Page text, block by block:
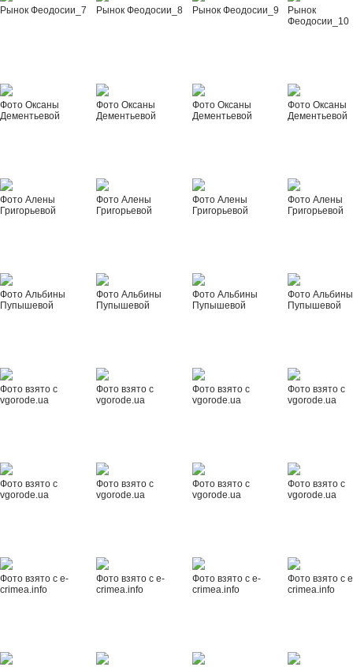
Рынок Феодосии_7 Рынок Феодосии_8 Рынок Феодосии_9
Рынок
Феодосии_10
Фото Оксаны
Дементьевой
Фото Оксаны
Дементьевой
Фото Оксаны
Дементьевой
Фото Оксаны
Дементьевой
Фото Алены
Григорьевой
Фото Алены
Григорьевой
Фото Алены
Григорьевой
Фото Алены
Григорьевой
Фото Альбины
Пупышевой
Фото Альбины
Пупышевой
Фото Альбины
Пупышевой
Фото Альбины
Пупышевой
Фото взято с
vgorode.ua
Фото взято с
vgorode.ua
Фото взято с
vgorode.ua
Фото взято с
vgorode.ua
Фото взято с
vgorode.ua
Фото взято с
vgorode.ua
Фото взято с
vgorode.ua
Фото взято с
vgorode.ua
Фото взято с e-
crimea.info
Фото взято с e-
crimea.info
Фото взято с e-
crimea.info
Фото взято с
crimea.info